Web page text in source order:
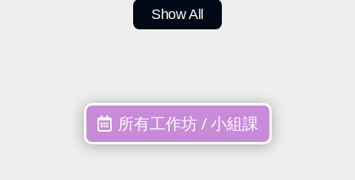
Show All
所有工作坊 / 小組課